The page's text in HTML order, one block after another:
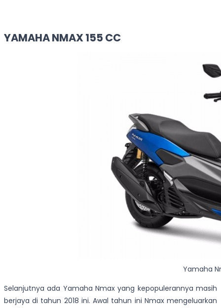
YAMAHA NMAX 155 CC
Yamaha
Selanjutnya ada Yamaha Nmax yang kepopulerannya masih
berjaya di tahun 2018 ini. Awal tahun ini Nmax mengeluarkan